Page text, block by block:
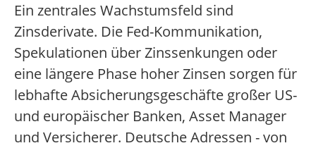
Ein zentrales Wachstumsfeld sind
Zinsderivate. Die Fed-Kommunikation,
Spekulationen über Zinssenkungen oder
eine längere Phase hoher Zinsen sorgen für
lebhafte Absicherungsgeschäfte großer US-
und europäischer Banken, Asset Manager
und Versicherer. Deutsche Adressen - von